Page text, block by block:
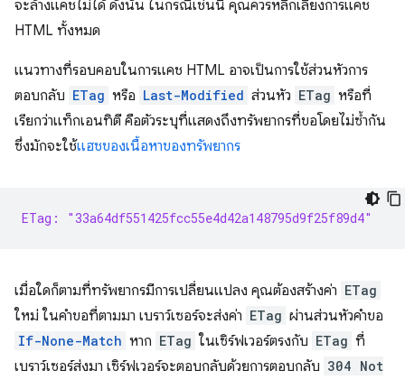
จะล้างแคชไม่ได้ ดังนั้น ในกรณีเช่นนี้ คุณควรหลีกเลี่ยงการแคช
HTML ทั้งหมด
แนวทางที่รอบคอบในการแคช HTML อาจเป็นการใช้ส่วนหัวการ
ตอบกลับ ETag หรือ Last-Modified ส่วนหัว ETag หรือที่
เรียกว่าแท็กเอนทิตี คือตัวระบุที่แสดงถึงทรัพยากรที่ขอโดยไม่ซ้ำกัน
ซึ่งมักจะใช้แฮชของเนื้อหาของทรัพยากร
ETag: "33a64df551425fcc55e4d42a148795d9f25f89d4"
เมื่อใดก็ตามที่ทรัพยากรมีการเปลี่ยนแปลง คุณต้องสร้างค่า ETag
ใหม่ ในคำขอที่ตามมา เบราว์เซอร์จะส่งค่า ETag ผ่านส่วนหัวคำขอ
If-None-Match หาก ETag ในเซิร์ฟเวอร์ตรงกับ ETag ที่
เบราว์เซอร์ส่งมา เซิร์ฟเวอร์จะตอบกลับด้วยการตอบกลับ 304 Not